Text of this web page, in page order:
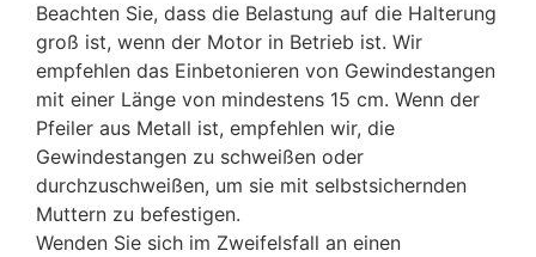
Beachten Sie, dass die Belastung auf die Halterung
groß ist, wenn der Motor in Betrieb ist. Wir
empfehlen das Einbetonieren von Gewindestangen
mit einer Länge von mindestens 15 cm. Wenn der
Pfeiler aus Metall ist, empfehlen wir, die
Gewindestangen zu schweißen oder
durchzuschweißen, um sie mit selbstsichernden
Muttern zu befestigen.
Wenden Sie sich im Zweifelsfall an einen